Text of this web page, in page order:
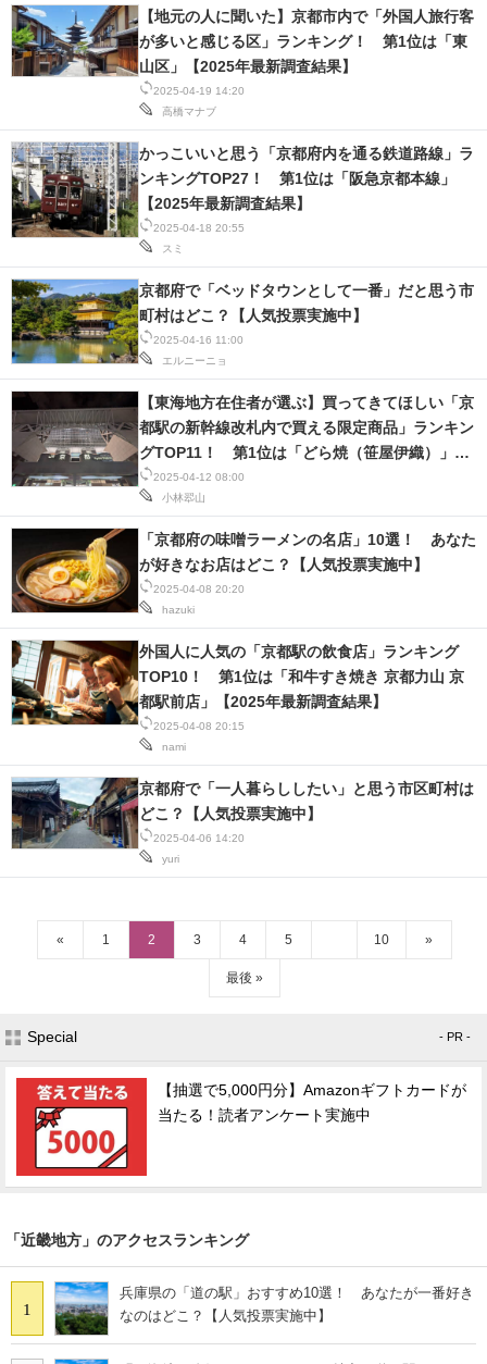
2025-04-19 14:20
高橋マナブ
【地元の人に聞いた】京都市内で「外国人旅行客
が多いと感じる区」ランキング！ 第1位は「東
山区」【2025年最新調査結果】
2025-04-18 20:55
スミ
かっこいいと思う「京都府内を通る鉄道路線」ラ
ンキングTOP27！ 第1位は「阪急京都本線」
【2025年最新調査結果】
2025-04-16 11:00
エルニーニョ
京都府で「ベッドタウンとして一番」だと思う市
町村はどこ？【人気投票実施中】
2025-04-12 08:00
小林翆山
【東海地方在住者が選ぶ】買ってきてほしい「京
都駅の新幹線改札内で買える限定商品」ランキン
グTOP11！ 第1位は「どら焼（笹屋伊織）」と
「京都限定小形羊羹（とらや）」【2025年最新
調査結果】
2025-04-08 20:20
hazuki
「京都府の味噌ラーメンの名店」10選！ あなた
が好きなお店はどこ？【人気投票実施中】
2025-04-08 20:15
nami
外国人に人気の「京都駅の飲食店」ランキング
TOP10！ 第1位は「和牛すき焼き 京都力山 京
都駅前店」【2025年最新調査結果】
2025-04-06 14:20
yuri
京都府で「一人暮らししたい」と思う市区町村は
どこ？【人気投票実施中】
« 1 2 3 4 5 10 »
最後 »
Special - PR -
【抽選で5,000円分】Amazonギフトカードが
当たる！読者アンケート実施中
「近畿地方」のアクセスランキング
1
兵庫県の「道の駅」おすすめ10選！ あなたが一番好き
なのはどこ？【人気投票実施中】